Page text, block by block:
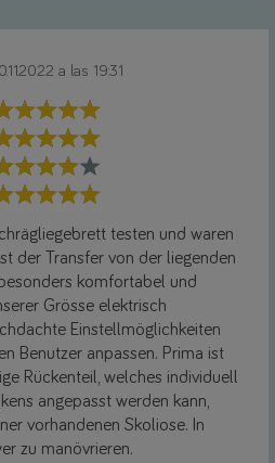
a las 19:31
testen und waren
der Transfer von der liegenden
komfortabel und
Grösse elektrisch
Einstellmöglichkeiten
Benutzer anpassen. Prima ist
Rückenteil, welches individuell
angepasst werden kann,
vorhandenen Skoliose. In
zu manövrieren.